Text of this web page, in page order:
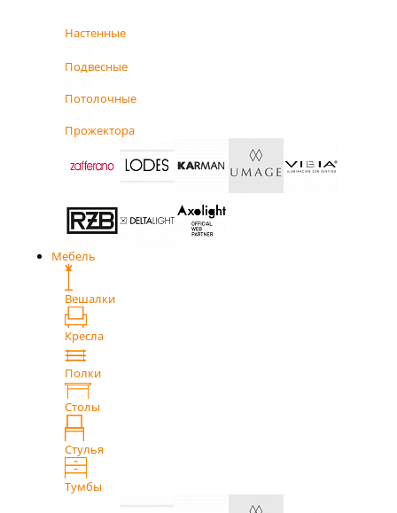
Настенные
Подвесные
Потолочные
Прожектора
Мебель
Вешалки
Кресла
Полки
Столы
Стулья
Тумбы